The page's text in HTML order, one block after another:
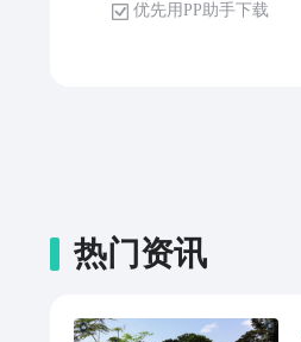
优 先 用 P P 助 手 下 载
热门资讯